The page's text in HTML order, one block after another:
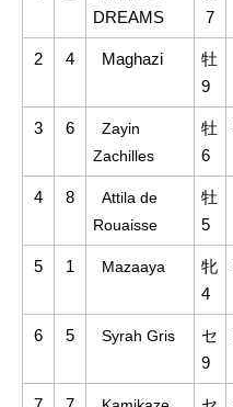
DREAMS
7
2 4 Maghazi
牡
9
3 6
Zayin
Zachilles
牡
6
4 8
Attila de
Rouaisse
牡
5
5 1 Mazaaya
牝
4
6 5 Syrah Gris
セ
9